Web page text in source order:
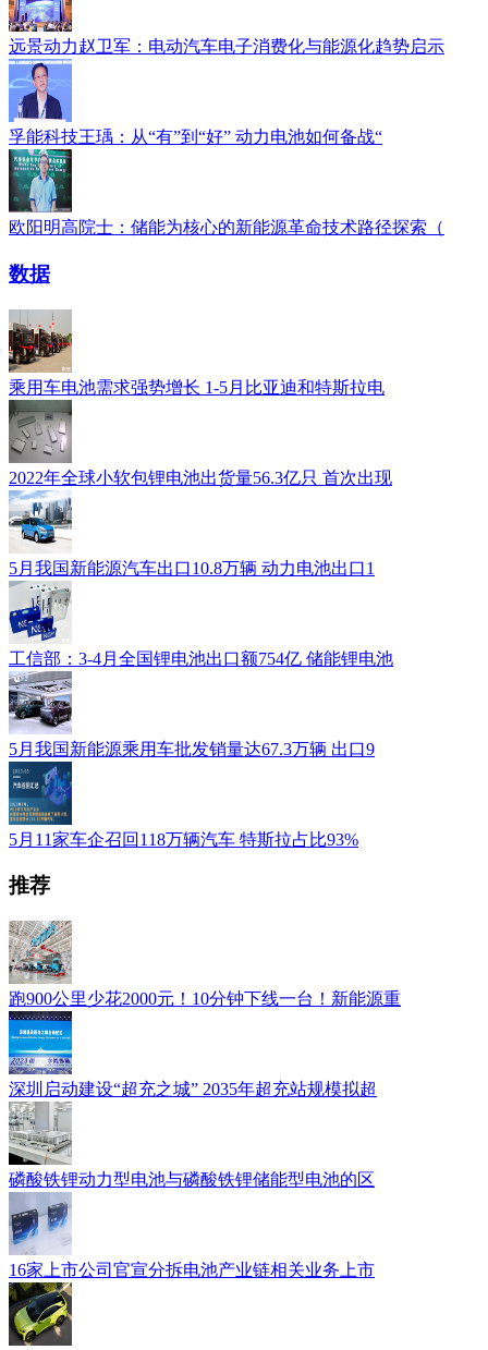
远景动力赵卫军：电动汽车电子消费化与能源化趋势启示
孚能科技王瑀：从“有”到“好” 动力电池如何备战“
欧阳明高院士：储能为核心的新能源革命技术路径探索（
数据
乘用车电池需求强势增长 1-5月比亚迪和特斯拉电
2022年全球小软包锂电池出货量56.3亿只 首次出现
5月我国新能源汽车出口10.8万辆 动力电池出口1
工信部：3-4月全国锂电池出口额754亿 储能锂电池
5月我国新能源乘用车批发销量达67.3万辆 出口9
5月11家车企召回118万辆汽车 特斯拉占比93%
推荐
跑900公里少花2000元！10分钟下线一台！新能源重
深圳启动建设“超充之城” 2035年超充站规模拟超
磷酸铁锂动力型电池与磷酸铁锂储能型电池的区
16家上市公司官宣分拆电池产业链相关业务上市